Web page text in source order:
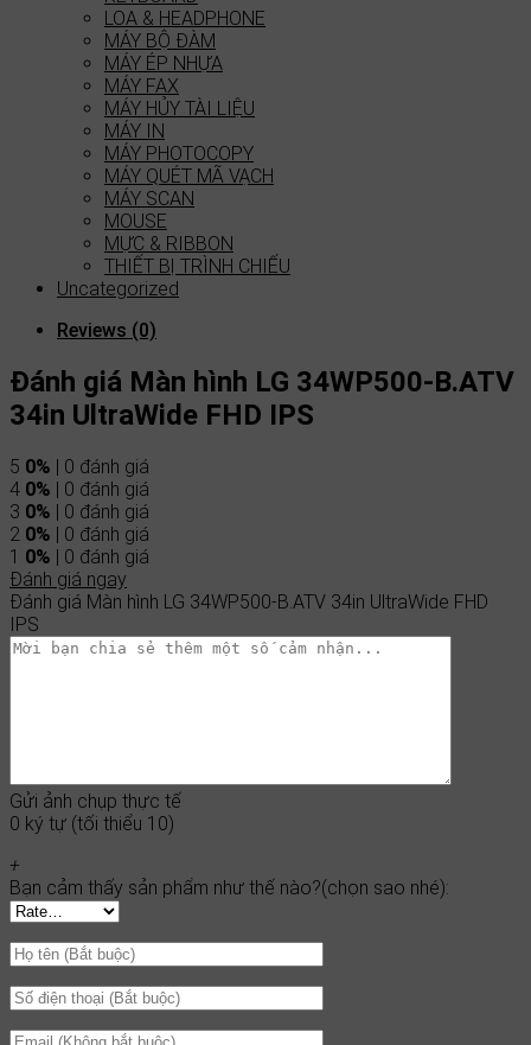
LOA & HEADPHONE
MÁY BỘ ĐÀM
MÁY ÉP NHỰA
MÁY FAX
MÁY HỦY TÀI LIỆU
MÁY IN
MÁY PHOTOCOPY
MÁY QUÉT MÃ VẠCH
MÁY SCAN
MOUSE
MỰC & RIBBON
THIẾT BỊ TRÌNH CHIẾU
Uncategorized
Reviews (0)
Đánh giá Màn hình LG 34WP500-B.ATV
34in UltraWide FHD IPS
5 0% | 0 đánh giá
4 0% | 0 đánh giá
3 0% | 0 đánh giá
2 0% | 0 đánh giá
1 0% | 0 đánh giá
Đánh giá ngay
Đánh giá Màn hình LG 34WP500-B.ATV 34in UltraWide FHD
IPS
Gửi ảnh chụp thực tế
0 ký tự (tối thiểu 10)
+
Bạn cảm thấy sản phẩm như thế nào?(chọn sao nhé):